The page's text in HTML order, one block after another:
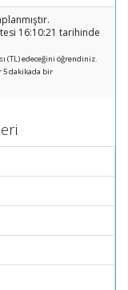
16:10:21 tarihinde
(TL) edeceğini öğrendiniz.
5 dakikada bir